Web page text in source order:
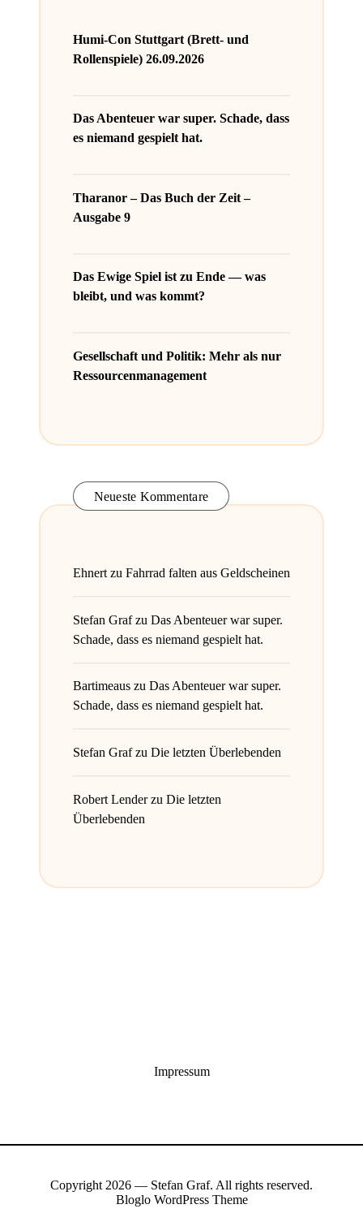
Humi-Con Stuttgart (Brett- und
Rollenspiele) 26.09.2026
Das Abenteuer war super. Schade, dass
es niemand gespielt hat.
Tharanor – Das Buch der Zeit –
Ausgabe 9
Das Ewige Spiel ist zu Ende — was
bleibt, und was kommt?
Gesellschaft und Politik: Mehr als nur
Ressourcenmanagement
Neueste Kommentare
Ehnertzu Fahrrad falten aus Geldscheinen
Stefan Grafzu Das Abenteuer war super.
Schade, dass es niemand gespielt hat.
Bartimeauszu Das Abenteuer war super.
Schade, dass es niemand gespielt hat.
Stefan Grafzu Die letzten Überlebenden
Robert Lenderzu Die letzten
Überlebenden
Impressum
Copyright 2026 — Stefan Graf. All rights reserved.
Bloglo WordPress Theme